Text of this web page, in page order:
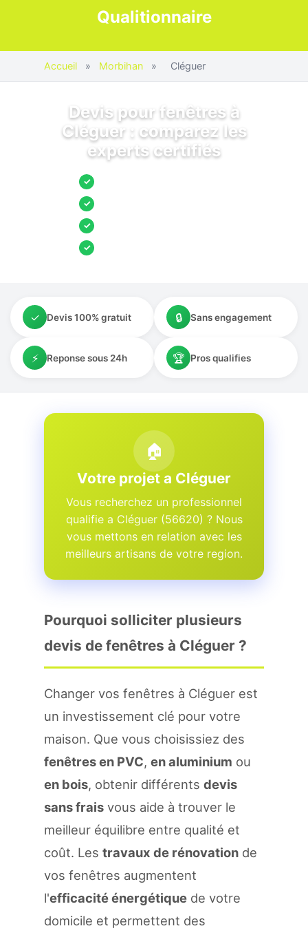
Qualitionnaire
Accueil » Morbihan » Cléguer
Devis pour fenêtres à
Cléguer : comparez les
experts certifiés
✓
✓
✓
✓
✓ Devis 100% gratuit 🔒 Sans engagement
⚡ Reponse sous 24h 🏆 Pros qualifies
🏠
Votre projet a Cléguer
Vous recherchez un professionnel
qualifie a Cléguer (56620) ? Nous
vous mettons en relation avec les
meilleurs artisans de votre region.
Pourquoi solliciter plusieurs
devis de fenêtres à Cléguer ?
Changer vos fenêtres à Cléguer est
un investissement clé pour votre
maison. Que vous choisissiez des
fenêtres en PVC, en aluminium ou
en bois, obtenir différents devis
sans frais vous aide à trouver le
meilleur équilibre entre qualité et
coût. Les travaux de rénovation de
vos fenêtres augmentent
l'efficacité énergétique de votre
domicile et permettent des